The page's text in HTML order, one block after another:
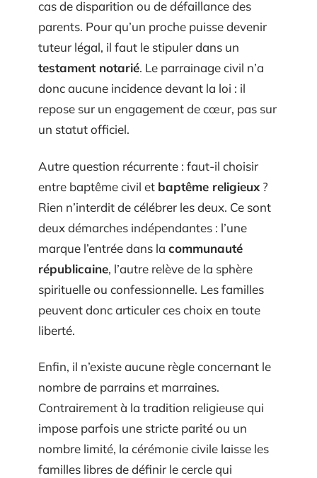
cas de disparition ou de défaillance des
parents. Pour qu’un proche puisse devenir
tuteur légal, il faut le stipuler dans un
testament notarié. Le parrainage civil n’a
donc aucune incidence devant la loi : il
repose sur un engagement de cœur, pas sur
un statut officiel.
Autre question récurrente : faut-il choisir
entre baptême civil et baptême religieux ?
Rien n’interdit de célébrer les deux. Ce sont
deux démarches indépendantes : l’une
marque l’entrée dans la communauté
républicaine, l’autre relève de la sphère
spirituelle ou confessionnelle. Les familles
peuvent donc articuler ces choix en toute
liberté.
Enfin, il n’existe aucune règle concernant le
nombre de parrains et marraines.
Contrairement à la tradition religieuse qui
impose parfois une stricte parité ou un
nombre limité, la cérémonie civile laisse les
familles libres de définir le cercle qui